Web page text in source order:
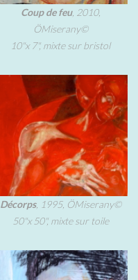
Coup de feu, 2010,
ÖMiserany©
10"x 7", mixte sur bristol
Décorps, 1995, ÖMiserany©
50"x 50", mixte sur toile